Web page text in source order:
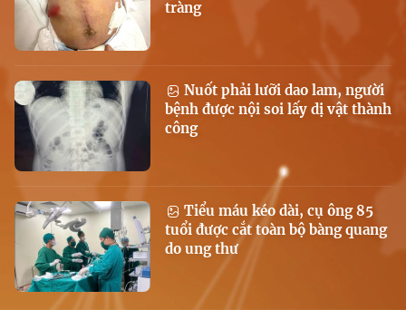
tràng
Nuốt phải lưỡi dao lam, người
bệnh được nội soi lấy dị vật thành
công
Tiểu máu kéo dài, cụ ông 85
tuổi được cắt toàn bộ bàng quang
do ung thư